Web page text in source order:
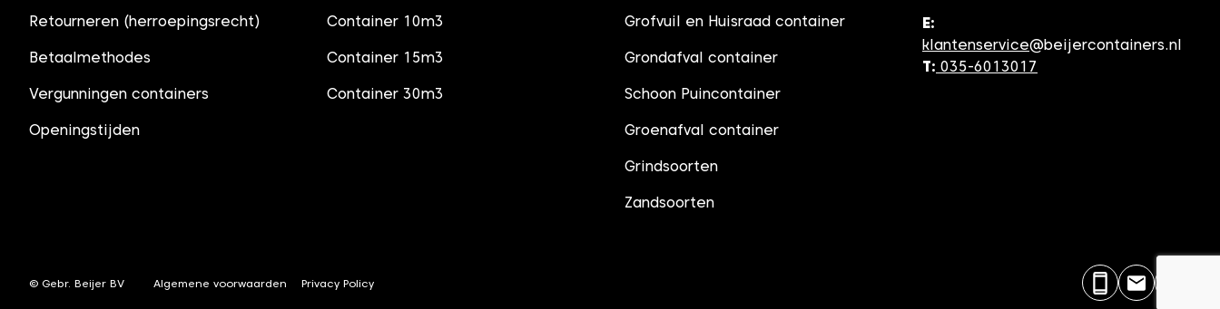
Retourneren (herroepingsrecht)
Betaalmethodes
Vergunningen containers
Openingstijden
Container 10m3
Container 15m3
Container 30m3
Grofvuil en Huisraad container
Grondafval container
Schoon Puincontainer
Groenafval container
Grindsoorten
Zandsoorten
E:
klantenservice@beijercontainers.nl
T: 035-6013017
© Gebr. Beijer BV Algemene voorwaarden Privacy Policy